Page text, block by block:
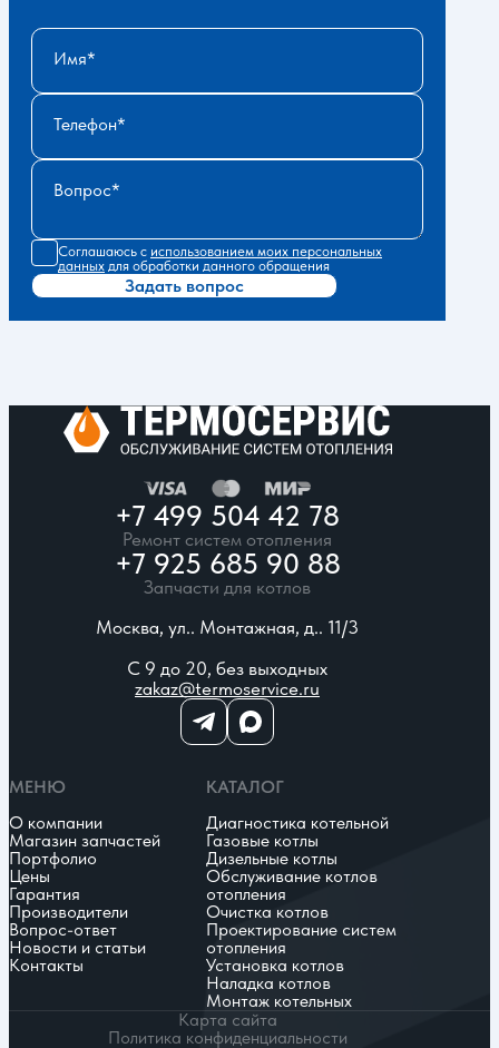
Имя
Телефон
Вопрос
Соглашаюсь с использованием моих персональных
данных для обработки данного обращения
Задать вопрос
+7 499 504 42 78
Ремонт систем отопления
+7 925 685 90 88
Запчасти для котлов
Москва, ул.. Монтажная, д.. 11/3
С 9 до 20, без выходных
zakaz@termoservice.ru
МЕНЮ
О компании
Магазин запчастей
Портфолио
Цены
Гарантия
Производители
Вопрос-ответ
Новости и статьи
Контакты
КАТАЛОГ
Диагностика котельной
Газовые котлы
Дизельные котлы
Обслуживание котлов
отопления
Очистка котлов
Проектирование систем
отопления
Установка котлов
Наладка котлов
Монтаж котельных
Карта сайта
Политика конфиденциальности